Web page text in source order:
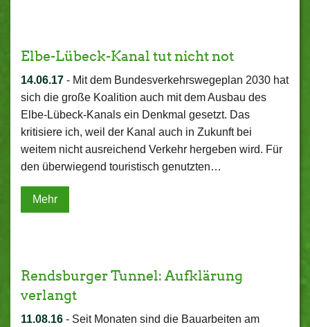
Elbe-Lübeck-Kanal tut nicht not
14.06.17 - Mit dem Bundesverkehrswegeplan 2030 hat
sich die große Koalition auch mit dem Ausbau des
Elbe-Lübeck-Kanals ein Denkmal gesetzt. Das
kritisiere ich, weil der Kanal auch in Zukunft bei
weitem nicht ausreichend Verkehr hergeben wird. Für
den überwiegend touristisch genutzten…
Mehr
Rendsburger Tunnel: Aufklärung
verlangt
11.08.16 - Seit Monaten sind die Bauarbeiten am